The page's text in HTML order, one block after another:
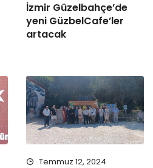
İzmir Güzelbahçe’de
yeni GüzbelCafe’ler
artacak
Temmuz 12, 2024